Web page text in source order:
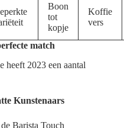
Boon
tot
kopje
Koffie
vers
match
heeft 2023 een aantal
Kunstenaars
Barista Touch